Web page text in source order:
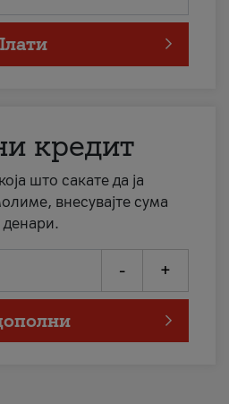
кредит
што сакате да ја
внесувајте сума
- +